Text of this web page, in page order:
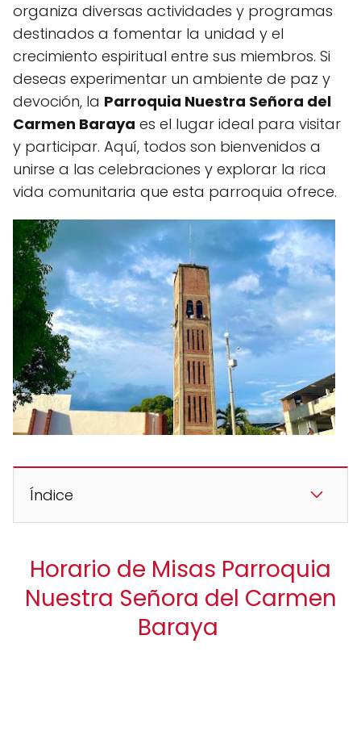
organiza diversas actividades y programas
destinados a fomentar la unidad y el
crecimiento espiritual entre sus miembros. Si
deseas experimentar un ambiente de paz y
devoción, la Parroquia Nuestra Señora del
Carmen Baraya es el lugar ideal para visitar
y participar. Aquí, todos son bienvenidos a
unirse a las celebraciones y explorar la rica
vida comunitaria que esta parroquia ofrece.
Índice
Horario de Misas Parroquia
Nuestra Señora del Carmen
Baraya